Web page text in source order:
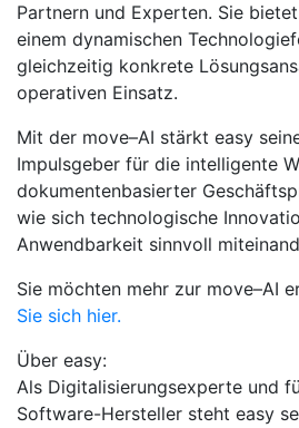
Partnern und Experten. Sie
einem dynamischen
gleichzeitig konkrete
operativen Einsatz.
Mit der move–AI stärkt easy
Impulsgeber für die intelligente
dokumentenbasierter
wie sich technologische
Anwendbarkeit sinnvoll
Sie möchten mehr zur move–AI
Sie sich hier.
Über easy:
Als Digitalisierungsexperte und
Software-Hersteller steht easy